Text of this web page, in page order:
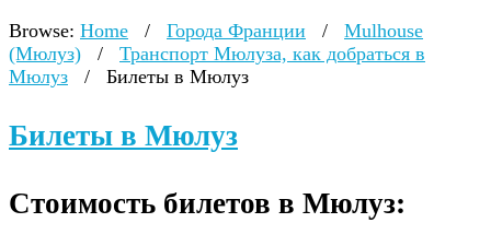
Browse: Home / Города Франции /
Mulhouse
(Мюлуз)
/
Транспорт Мюлуза, как добраться в
Мюлуз
/ Билеты в Мюлуз
Билеты в Мюлуз
Стоимость билетов в Мюлуз: